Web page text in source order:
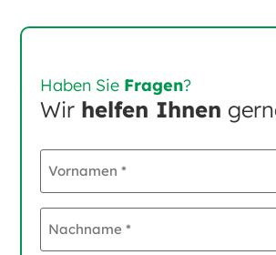
Haben Sie Fragen?
Wir helfen Ihnen
Vornamen
Nachname